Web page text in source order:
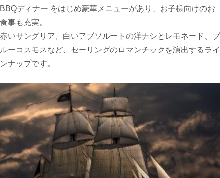
BBQディナー をはじめ豪華メニューがあり
お子様向けのお
食事も充実。
赤いサングリア、白いアブソルートの洋ナシとレモネード、ブ
ルーコスモスなど、セーリングのロマンチックを演出するライ
ンナップです。